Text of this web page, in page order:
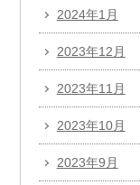
2024年1月
2023年12月
2023年11月
2023年10月
2023年9月